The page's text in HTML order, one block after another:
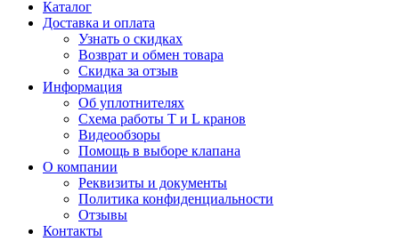
Каталог
Доставка и оплата
Узнать о скидках
Возврат и обмен товара
Скидка за отзыв
Информация
Об уплотнителях
Схема работы T и L кранов
Видеообзоры
Помощь в выборе клапана
О компании
Реквизиты и документы
Политика конфиденциальности
Отзывы
Контакты